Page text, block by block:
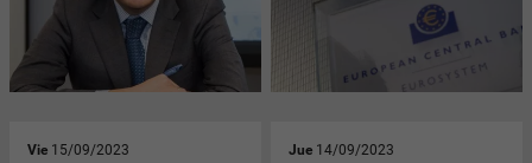
Vie 15/09/2023 Jue 14/09/2023